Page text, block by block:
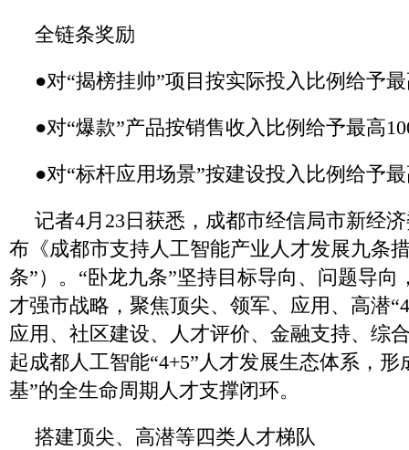
全链条奖励
●对“揭榜挂帅”项目按实际投入比例给予
●对“爆款”产品按销售收入比例给予最高
●对“标杆应用场景”按建设投入比例给予
记者4月23日获悉，成都市经信局市新经
布《成都市支持人工智能产业人才发展九条
条”）。“卧龙九条”坚持目标导向、问题导向
才强市战略，聚焦顶尖、领军、应用、高潜
应用、社区建设、人才评价、金融支持、综
起成都人工智能“4+5”人才发展生态体系，形
基”的全生命周期人才支撑闭环。
搭建顶尖、高潜等四类人才梯队